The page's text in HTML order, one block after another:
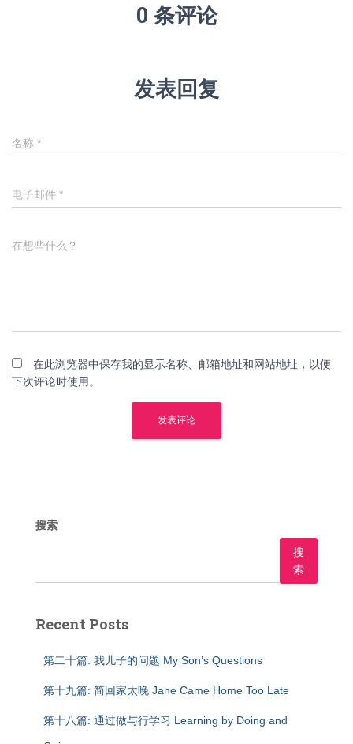
0 条评论
发表回复
名称 *
电子邮件 *
在想些什么？
在此浏览器中保存我的显示名称、邮箱地址和网站地址，以便
下次评论时使用。
搜索
搜
索
Recent Posts
第二十篇: 我儿子的问题 My Son’s Questions
第十九篇: 简回家太晚 Jane Came Home Too Late
第十八篇: 通过做与行学习 Learning by Doing and